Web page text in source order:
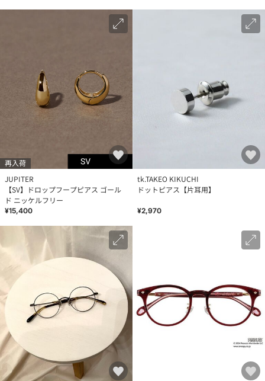
再入荷
JUPITER
【SV】ドロップフープピアス ゴール
ド ニッケルフリー
¥15,400
tk.TAKEO KIKUCHI
ドットピアス【片耳用】
¥2,970